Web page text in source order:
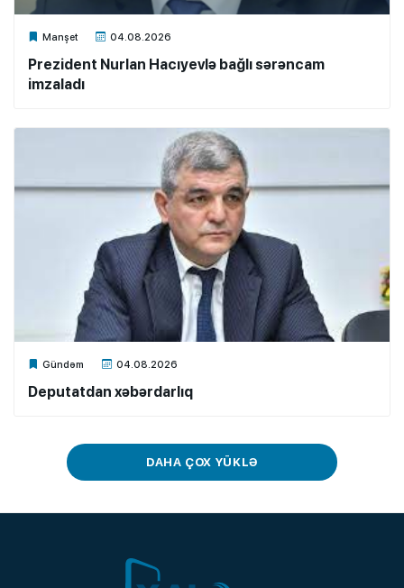
Manşet 04.08.2026
Xalq.Online
Prezident Nurlan Hacıyevlə bağlı sərəncam
imzaladı
Gündəm 04.08.2026
Xalq.Online
Deputatdan xəbərdarlıq
DAHA ÇOX YÜKLƏ